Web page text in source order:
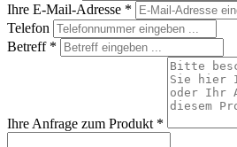
Ihre E-Mail-Adresse *
Telefon
Betreff *
Ihre Anfrage zum Produkt *